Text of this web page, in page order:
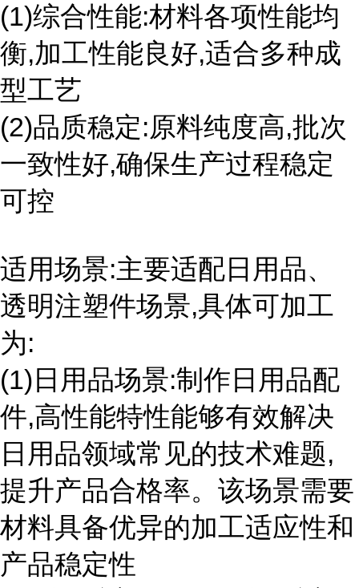
(1)综合性能:材料各项性能均
衡,加工性能良好,适合多种成
型工艺
(2)品质稳定:原料纯度高,批次
一致性好,确保生产过程稳定
可控
适用场景:主要适配日用品、
透明注塑件场景,具体可加工
为:
(1)日用品场景:制作日用品配
件,高性能特性能够有效解决
日用品领域常见的技术难题,
提升产品合格率。该场景需要
材料具备优异的加工适应性和
产品稳定性